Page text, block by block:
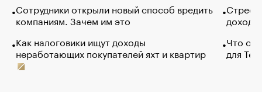
Сотрудники открыли новый способ вредить
компаниям. Зачем им это
Как налоговики ищут доходы
неработающих покупателей яхт и квартир
Что
для